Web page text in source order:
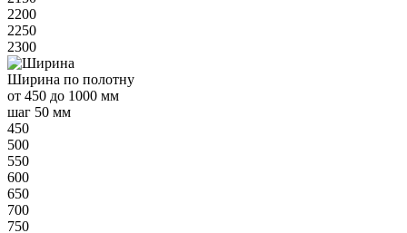
2200
2250
2300
Ширина по полотну
от 450 до 1000 мм
шаг 50 мм
450
500
550
600
650
700
750